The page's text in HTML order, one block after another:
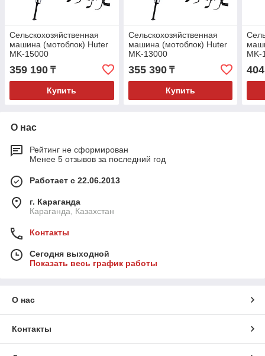
Сельскохозяйственная
машина (мотоблок) Huter
MK-15000
359 190 ₸
Купить
Сельскохозяйственная
машина (мотоблок) Huter
MK-13000
355 390₸
Купить
MK-
О нас
Рейтинг не сформирован
Менее 5 отзывов за последний год
Работает с 22.06.2013
г. Караганда
Караганда, Казахстан
Контакты
Сегодня выходной
Показать весь график работы
О нас
Контакты